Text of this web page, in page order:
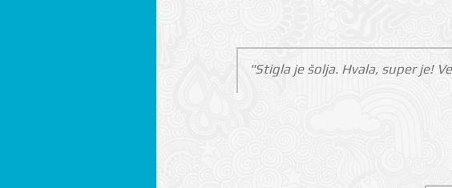
"Stigla je šolja. Hvala, super je!